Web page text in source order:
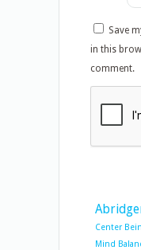
Save
in this
comment.
Center
Mind